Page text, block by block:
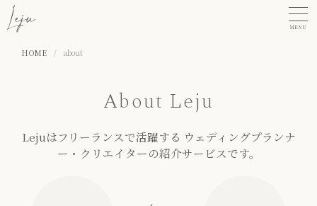
MENU
HOME / about
About Leju
Lejuはフリーランスで活躍する ウェディングプランナ
ー・クリエイターの紹介サービスです。